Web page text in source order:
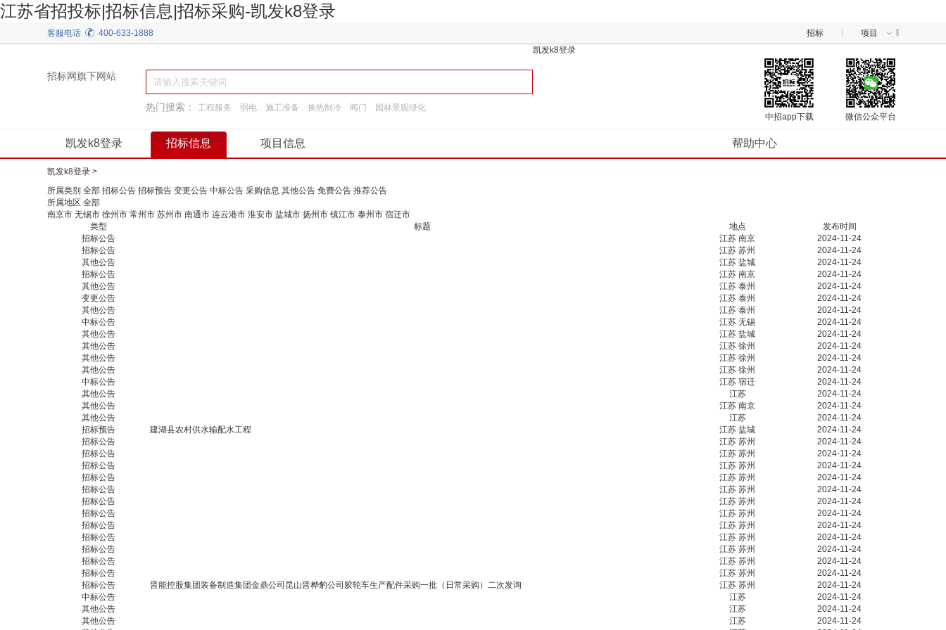
江苏省招投标|招标信息|招标采购-凯发k8登录
客服电话 400-633-1888 招标
项目
凯发k8登录
招标网旗下网站
热门搜索： 工程服务 弱电 施工准备 换热制冷 阀门
园林景观绿化
微信公众平台
中招app下载
凯发k8登录 招标信息 项目信息 帮助中心
凯发k8登录 >
所属类别 全部 招标公告 招标预告 变更公告 中标公告 采购信息 其他公告 免费公告 推荐公告
所属地区 全部
南京市 无锡市 徐州市 常州市 苏州市 南通市 连云港市 淮安市 盐城市 扬州市 镇江市 泰州市 宿迁市
类型
标题 地点
发布时间
招标公告
江苏 南京
2024-11-24
招标公告
江苏 苏州
2024-11-24
其他公告
江苏 盐城
2024-11-24
招标公告
江苏 南京
2024-11-24
其他公告
江苏 泰州
2024-11-24
变更公告
江苏 泰州
2024-11-24
其他公告
江苏 泰州
2024-11-24
中标公告
江苏 无锡
2024-11-24
其他公告
江苏 盐城
2024-11-24
其他公告
江苏 徐州
2024-11-24
其他公告
江苏 徐州
2024-11-24
其他公告
江苏 徐州
2024-11-24
中标公告
江苏 宿迁
2024-11-24
其他公告
江苏
2024-11-24
其他公告
江苏 南京
2024-11-24
其他公告
江苏
2024-11-24
招标预告
建湖县农村供水输配水工程 江苏 盐城
2024-11-24
招标公告
江苏 苏州
2024-11-24
招标公告
江苏 苏州
2024-11-24
招标公告
江苏 苏州
2024-11-24
招标公告
江苏 苏州
2024-11-24
招标公告
江苏 苏州
2024-11-24
招标公告
江苏 苏州
2024-11-24
招标公告
江苏 苏州
2024-11-24
招标公告
江苏 苏州
2024-11-24
招标公告
江苏 苏州
2024-11-24
招标公告
江苏 苏州
2024-11-24
招标公告
江苏 苏州
2024-11-24
招标公告
江苏 苏州
2024-11-24
招标公告
晋能控股集团装备制造集团金鼎公司昆山晋桦豹公司胶轮车生产配件采购一批（日常采购）二次发询 江苏 苏州
2024-11-24
中标公告
江苏
2024-11-24
其他公告
江苏
2024-11-24
其他公告
江苏
2024-11-24